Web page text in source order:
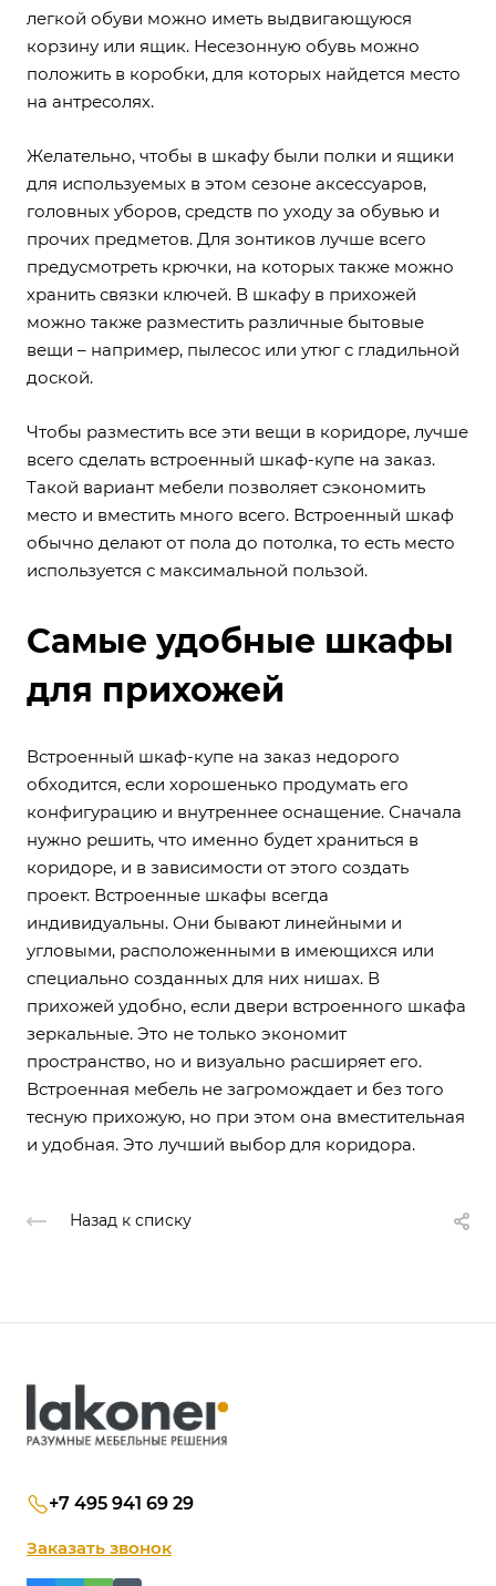
легкой обуви можно иметь выдвигающуюся
корзину или ящик. Несезонную обувь можно
положить в коробки, для которых найдется место
на антресолях.
Желательно, чтобы в шкафу были полки и ящики
для используемых в этом сезоне аксессуаров,
головных уборов, средств по уходу за обувью и
прочих предметов. Для зонтиков лучше всего
предусмотреть крючки, на которых также можно
хранить связки ключей. В шкафу в прихожей
можно также разместить различные бытовые
вещи – например, пылесос или утюг с гладильной
доской.
Чтобы разместить все эти вещи в коридоре, лучше
всего сделать встроенный шкаф-купе на заказ.
Такой вариант мебели позволяет сэкономить
место и вместить много всего. Встроенный шкаф
обычно делают от пола до потолка, то есть место
используется с максимальной пользой.
Самые удобные шкафы
для прихожей
Встроенный шкаф-купе на заказ недорого
обходится, если хорошенько продумать его
конфигурацию и внутреннее оснащение. Сначала
нужно решить, что именно будет храниться в
коридоре, и в зависимости от этого создать
проект. Встроенные шкафы всегда
индивидуальны. Они бывают линейными и
угловыми, расположенными в имеющихся или
специально созданных для них нишах. В
прихожей удобно, если двери встроенного шкафа
зеркальные. Это не только экономит
пространство, но и визуально расширяет его.
Встроенная мебель не загромождает и без того
тесную прихожую, но при этом она вместительная
и удобная. Это лучший выбор для коридора.
Назад к списку
+7 495 941 69 29
Заказать звонок